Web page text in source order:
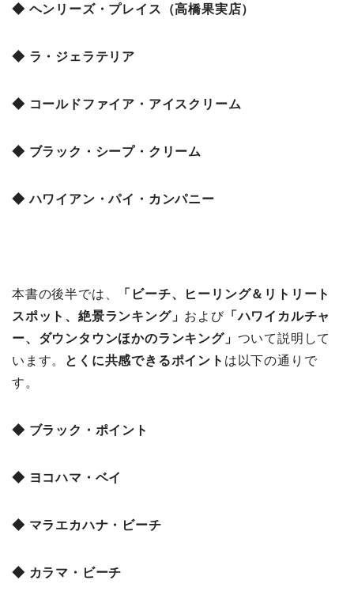
◆ ヘンリーズ・プレイス（高橋果実店）
◆ ラ・ジェラテリア
◆ コールドファイア・アイスクリーム
◆ ブラック・シープ・クリーム
◆ ハワイアン・パイ・カンパニー
本書の後半では、
「ビーチ、ヒーリング＆リトリート
スポット、絶景ランキング」 および「ハワイカルチャ
ー、ダウンタウンほかのランキング」 ついて説明して
います。
とくに共感できるポイント は以下の通りで
す。
◆ ブラック・ポイント
◆ ヨコハマ・ベイ
◆ マラエカハナ・ビーチ
◆ カラマ・ビーチ